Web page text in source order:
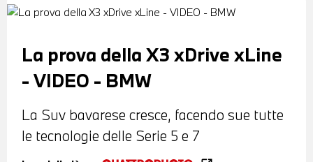
La prova della X3 xDrive xLine
- VIDEO - BMW
La Suv bavarese cresce, facendo sue tutte
le tecnologie delle Serie 5 e 7